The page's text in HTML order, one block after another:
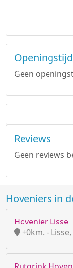
Geen
Reviews
Geen reviews
Hoveniers in
Hovenier Lisse
+0km. -